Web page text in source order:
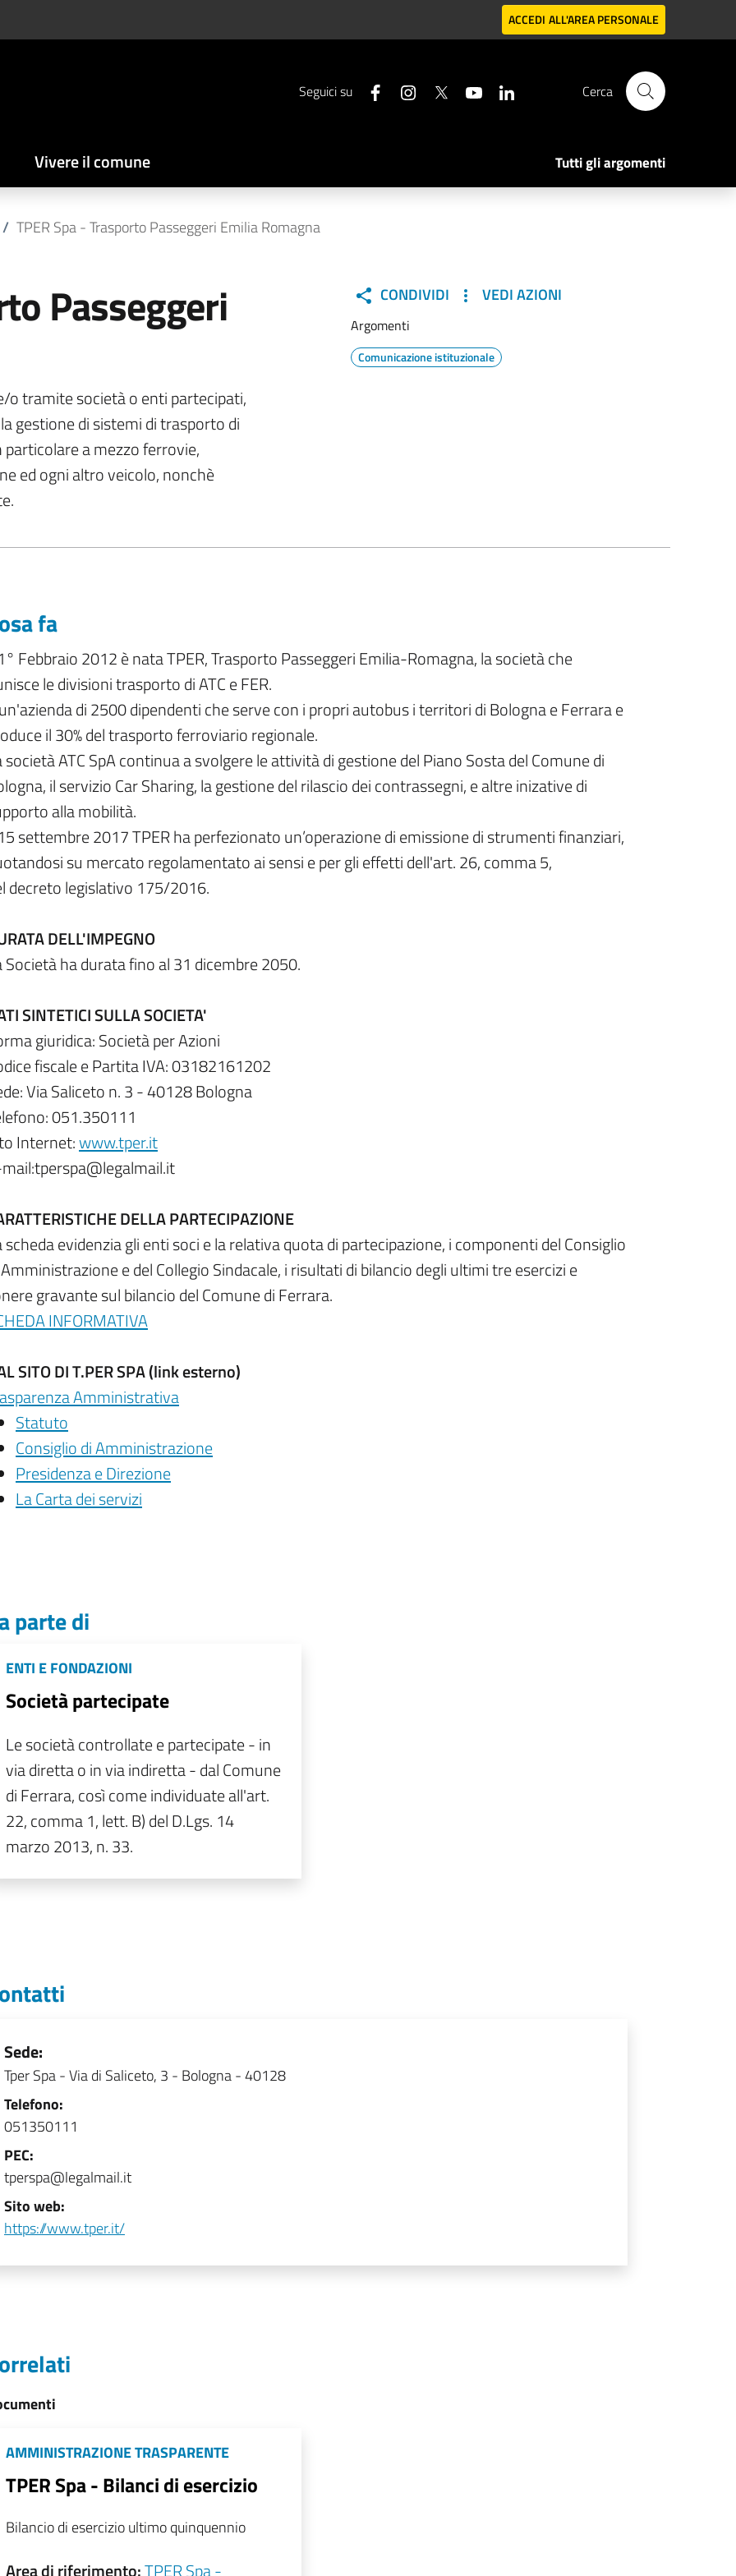
ACCEDI ALL'AREA PERSONALE
Seguici su Cerca
Vivere il comune Tutti gli argomenti
/ TPER Spa - Trasporto Passeggeri Emilia Romagna
Passeggeri
o tramite società o enti partecipati,
gestione di sistemi di trasporto di
a mezzo ferrovie,
ed ogni altro veicolo, nonchè
CONDIVIDI VEDI AZIONI
Argomenti
Comunicazione istituzionale
fa
Febbraio 2012 è nata TPER, Trasporto Passeggeri Emilia-Romagna, la società che
le divisioni trasporto di ATC e FER.
di 2500 dipendenti che serve con i propri autobus i territori di Bologna e Ferrara e
il 30% del trasporto ferroviario regionale.
società ATC SpA continua a svolgere le attività di gestione del Piano Sosta del Comune di
il servizio Car Sharing, la gestione del rilascio dei contrassegni, e altre inizative di
alla mobilità.
settembre 2017 TPER ha perfezionato un’operazione di emissione di strumenti finanziari,
su mercato regolamentato ai sensi e per gli effetti dell'art. 26, comma 5,
decreto legislativo 175/2016.
DELL'IMPEGNO
Società ha durata fino al 31 dicembre 2050.
SINTETICI SULLA SOCIETA'
giuridica: Società per Azioni
fiscale e Partita IVA: 03182161202
Via Saliceto n. 3 - 40128 Bologna
051.350111
Internet:www.tper.it
DELLA PARTECIPAZIONE
scheda evidenzia gli enti soci e la relativa quota di partecipazione, i componenti del Consiglio
e del Collegio Sindacale, i risultati di bilancio degli ultimi tre esercizi e
gravante sul bilancio del Comune di Ferrara.
INFORMATIVA
SITO DI T.PER SPA (link esterno)
Amministrativa
Statuto
Consiglio di Amministrazione
Presidenza e Direzione
La Carta dei servizi
parte di
ENTI E FONDAZIONI
Società partecipate
Le società controllate e partecipate - in
via diretta o in via indiretta - dal Comune
di Ferrara, così come individuate all'art.
22, comma 1, lett. B) del D.Lgs. 14
marzo 2013, n. 33.
Sede:
Tper Spa-Via di Saliceto, 3 - Bologna - 40128
Telefono:
051350111
PEC:
tperspa@legalmail.it
Sito web:
https://www.tper.it/
AMMINISTRAZIONE TRASPARENTE
TPER Spa - Bilanci di esercizio
Bilancio di esercizio ultimo quinquennio
Area di riferimento:TPER Spa -